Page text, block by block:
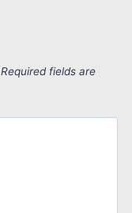
Required fields are